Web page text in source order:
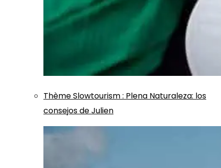
ThèmeSlowtourism: Plena Naturaleza: los
consejos de Julien